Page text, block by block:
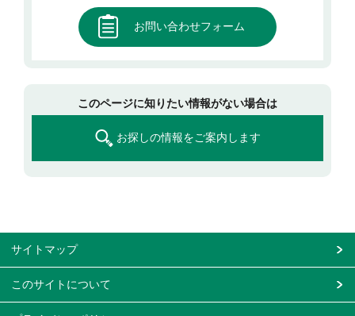
お問い合わせフォーム
このページに知りたい情報がない場合は
お探しの情報をご案内します
サイトマップ
このサイトについて